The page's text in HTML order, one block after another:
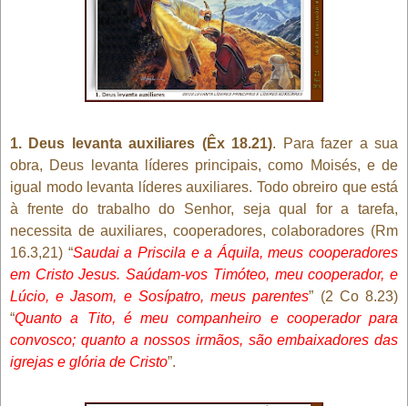
1. Deus levanta auxiliares (Êx 18.21). Para fazer a sua
obra, Deus levanta líderes principais, como Moisés, e de
igual modo levanta líderes auxiliares. Todo obreiro que está
à frente do trabalho do Senhor, seja qual for a tarefa,
necessita de auxiliares, cooperadores, colaboradores (Rm
16.3,21) “Saudai a Priscila e a Áquila, meus cooperadores
em Cristo Jesus. Saúdam-vos Timóteo, meu cooperador, e
Lúcio, e Jasom, e Sosípatro, meus parentes” (2 Co 8.23)
“Quanto a Tito, é meu companheiro e cooperador para
convosco; quanto a nossos irmãos, são embaixadores das
igrejas e glória de Cristo”.